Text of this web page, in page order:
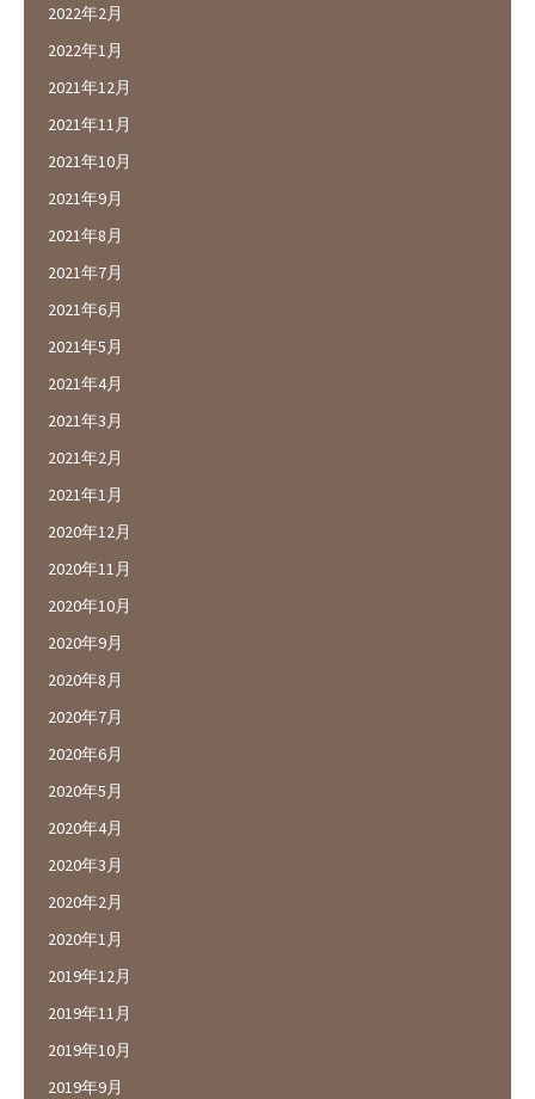
2022年2月
2022年1月
2021年12月
2021年11月
2021年10月
2021年9月
2021年8月
2021年7月
2021年6月
2021年5月
2021年4月
2021年3月
2021年2月
2021年1月
2020年12月
2020年11月
2020年10月
2020年9月
2020年8月
2020年7月
2020年6月
2020年5月
2020年4月
2020年3月
2020年2月
2020年1月
2019年12月
2019年11月
2019年10月
2019年9月